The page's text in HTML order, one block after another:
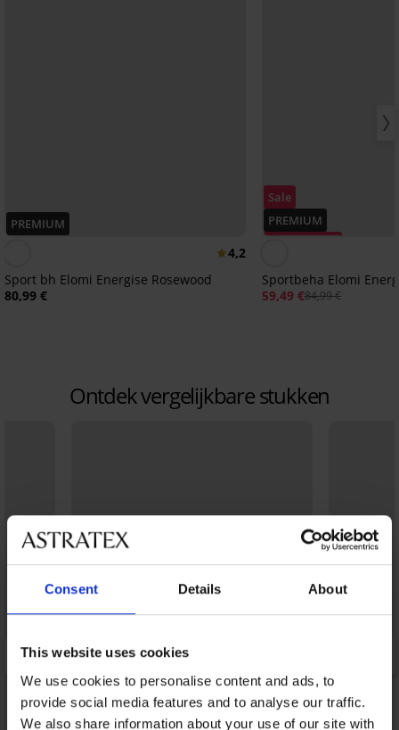
Consent Details About
This website uses cookies
We use cookies to personalise content and ads, to
provide social media features and to analyse our traffic.
We also share information about your use of our site with
PREMIUM
4,2
Sport bh Elomi Energise Rosewood
80,99 €
Sale
PREMIUM
Sportbeha Elomi
59,49 €84,99 €
Ontdek vergelijkbare stukken